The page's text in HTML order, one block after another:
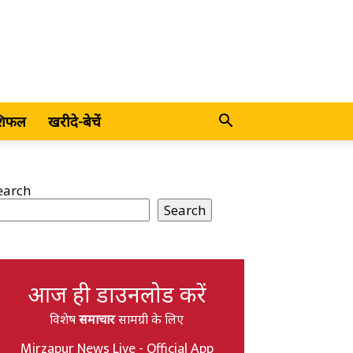
खरीदे-बेचें
Search
आज ही डाउनलोड करें
विशेषसमाचारसामग्री के लिए